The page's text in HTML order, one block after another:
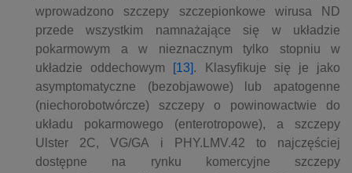
wprowadzono szczepy szczepionkowe wirusa ND
przede wszystkim namnażające się w układzie
pokarmowym a w nieznacznym tylko stopniu w
układzie oddechowym [13]. Klasyfikuje się je jako
asymptomatyczne (bezobjawowe) lub apatogenne
(niechorobotwórcze) szczepy o powinowactwie do
układu pokarmowego (enterotropowe), a szczepy
Ulster 2C, VG/GA i PHY.LMV.42 to najczęściej
dostępne na rynku komercyjne szczepy